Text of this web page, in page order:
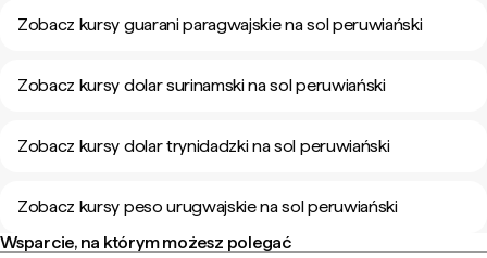
Zobacz kursy guarani paragwajskie na sol peruwiański
Zobacz kursy dolar surinamski na sol peruwiański
Zobacz kursy dolar trynidadzki na sol peruwiański
Zobacz kursy peso urugwajskie na sol peruwiański
Wsparcie, na którym możesz polegać